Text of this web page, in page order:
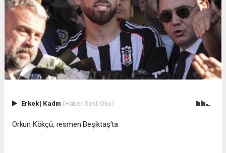
Erkek| Kadın (Haberi Sesli Oku)
Orkun Kökçü, resmen Beşiktaş'ta